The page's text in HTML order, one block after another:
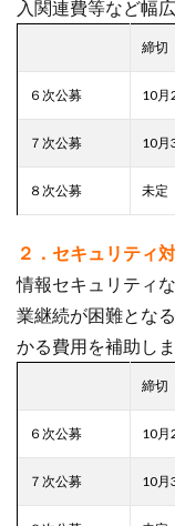
入関連費等など幅
締切
６次公募 10月
７次公募 10月
８次公募 未定
２．セキュリティ
情報セキュリティ
業継続が困難とな
かる費用を補助しま
締切
６次公募 10月
７次公募 10月